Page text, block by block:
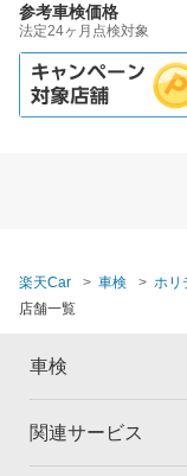
参考車検価格
法定24ヶ月点検対象
楽天Car 車検 ホリ
店舗一覧
車検
トップ
関連サービス